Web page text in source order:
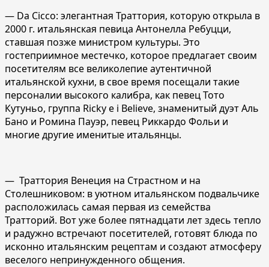
— Da Cicco: элегантная Траттория, которую открыла в
2000 г. итальянская певица Антонелла Ребуцци,
ставшая позже министром культуры. Это
гостеприимное местечко, которое предлагает своим
посетителям все великолепие аутентичной
итальянской кухни, в свое время посещали такие
персоналии высокого калибра, как певец Тото
Кутуньо, группа Ricky e i Believe, знаменитый дуэт Аль
Бано и Ромина Пауэр, певец Риккардо Фольи и
многие другие именитые итальянцы.
— Траттория Венеция на Страстном и на
Столешниковом: в уютном итальянском подвальчике
расположилась самая первая из семейства
Тратторий. Вот уже более пятнадцати лет здесь тепло
и радужно встречают посетителей, готовят блюда по
исконно итальянским рецептам и создают атмосферу
веселого непринужденного общения.